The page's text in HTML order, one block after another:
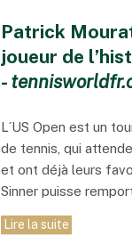
Patrick
joueur de
-
L´US Open est un
de tennis, qui
et ont déjà leurs
Sinner puisse
Lire la suite